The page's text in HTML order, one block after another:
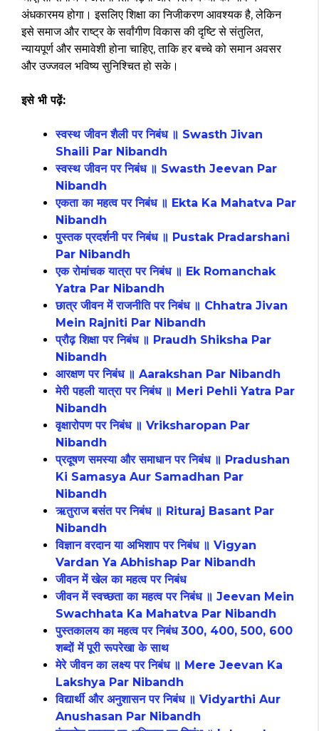
अंधकारमय होगा। इसलिए शिक्षा का निजीकरण आवश्यक है, लेकिन
इसे समाज और राष्ट्र के सर्वांगीण विकास की दृष्टि से संतुलित,
न्यायपूर्ण और समावेशी होना चाहिए, ताकि हर बच्चे को समान अवसर
और उज्जवल भविष्य सुनिश्चित हो सके।
इसे भी पढ़ें:
स्वस्थ जीवन शैली पर निबंध ॥ Swasth Jivan
Shaili Par Nibandh
स्वस्थ जीवन पर निबंध ॥ Swasth Jeevan Par
Nibandh
एकता का महत्व पर निबंध ॥ Ekta Ka Mahatva Par
Nibandh
पुस्तक प्रदर्शनी पर निबंध ॥ Pustak Pradarshani
Par Nibandh
एक रोमांचक यात्रा पर निबंध ॥ Ek Romanchak
Yatra Par Nibandh
छात्र जीवन में राजनीति पर निबंध ॥ Chhatra Jivan
Mein Rajniti Par Nibandh
प्रौढ़ शिक्षा पर निबंध ॥ Praudh Shiksha Par
Nibandh
आरक्षण पर निबंध ॥ Aarakshan Par Nibandh
मेरी पहली यात्रा पर निबंध ॥ Meri Pehli Yatra Par
Nibandh
वृक्षारोपण पर निबंध ॥ Vriksharopan Par
Nibandh
प्रदूषण समस्या और समाधान पर निबंध ॥ Pradushan
Ki Samasya Aur Samadhan Par
Nibandh
ऋतुराज बसंत पर निबंध ॥ Rituraj Basant Par
Nibandh
विज्ञान वरदान या अभिशाप पर निबंध ॥ Vigyan
Vardan Ya Abhishap Par Nibandh
जीवन में खेल का महत्व पर निबंध
जीवन में स्वच्छता का महत्व पर निबंध ॥ Jeevan Mein
Swachhata Ka Mahatva Par Nibandh
पुस्तकालय का महत्व पर निबंध 300, 400, 500, 600
शब्दों में पूरी रूपरेखा के साथ
मेरे जीवन का लक्ष्य पर निबंध ॥ Mere Jeevan Ka
Lakshya Par Nibandh
विद्यार्थी और अनुशासन पर निबंध ॥ Vidyarthi Aur
Anushasan Par Nibandh